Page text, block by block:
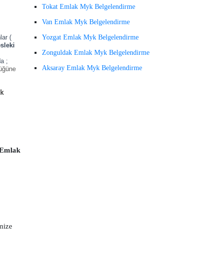
(
;
Tokat Emlak Myk Belgelendirme
Van Emlak Myk Belgelendirme
Yozgat Emlak Myk Belgelendirme
Zonguldak Emlak Myk Belgelendirme
Aksaray Emlak Myk Belgelendirme